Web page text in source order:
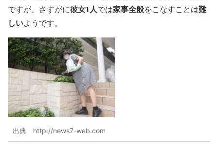
ですが、さすがに彼女1人では家事全般をこなすことは難
しいようです。
出典 http://news7-web.com